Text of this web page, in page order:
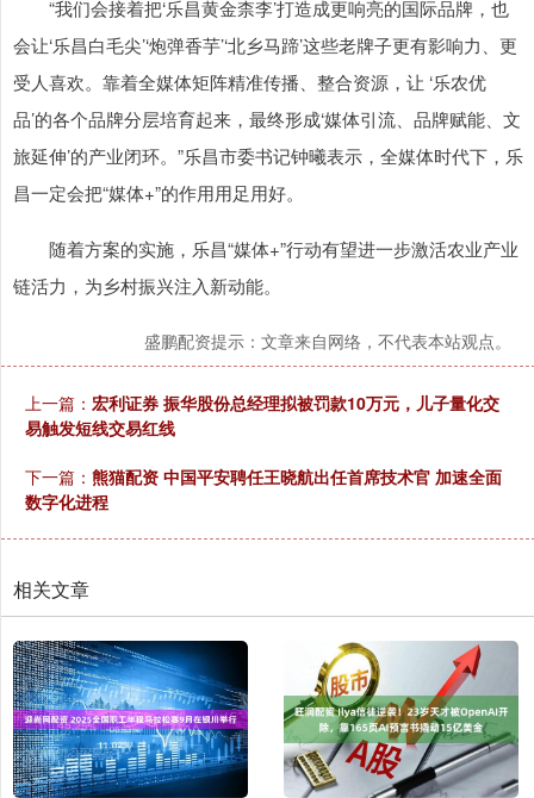
“我们会接着把‘乐昌黄金柰李’打造成更响亮的国际品牌，也
会让‘乐昌白毛尖’‘炮弹香芋’‘北乡马蹄’这些老牌子更有影响力、更
受人喜欢。靠着全媒体矩阵精准传播、整合资源，让 ‘乐农优
品’的各个品牌分层培育起来，最终形成‘媒体引流、品牌赋能、文
旅延伸’的产业闭环。”乐昌市委书记钟曦表示，全媒体时代下，乐
昌一定会把“媒体+”的作用用足用好。
随着方案的实施，乐昌“媒体+”行动有望进一步激活农业产业
链活力，为乡村振兴注入新动能。
盛鹏配资提示：文章来自网络，不代表本站观点。
上一篇： 宏利证券 振华股份总经理拟被罚款10万元，儿子量化交
易触发短线交易红线
下一篇： 熊猫配资 中国平安聘任王晓航出任首席技术官 加速全面
数字化进程
相关文章